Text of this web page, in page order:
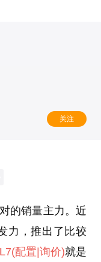
关注
的销量主力。近
力，推出了比较
(配置|询价)就是